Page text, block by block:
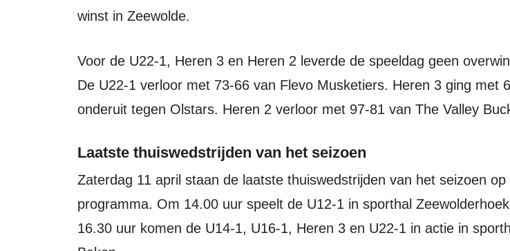
winst in Zeewolde.
Voor de U22-1, Heren 3 en Heren 2 leverde de speeldag geen overwinning op.
De U22-1 verloor met 73-66 van Flevo Musketiers. Heren 3 ging met
onderuit tegen Olstars. Heren 2 verloor met 97-81 van The Valley
Laatste thuiswedstrijden van het seizoen
Zaterdag 11 april staan de laatste thuiswedstrijden van het seizoen op het
programma. Om 14.00 uur speelt de U12-1 in sporthal
16.30 uur komen de U14-1, U16-1, Heren 3 en U22-1 in actie in